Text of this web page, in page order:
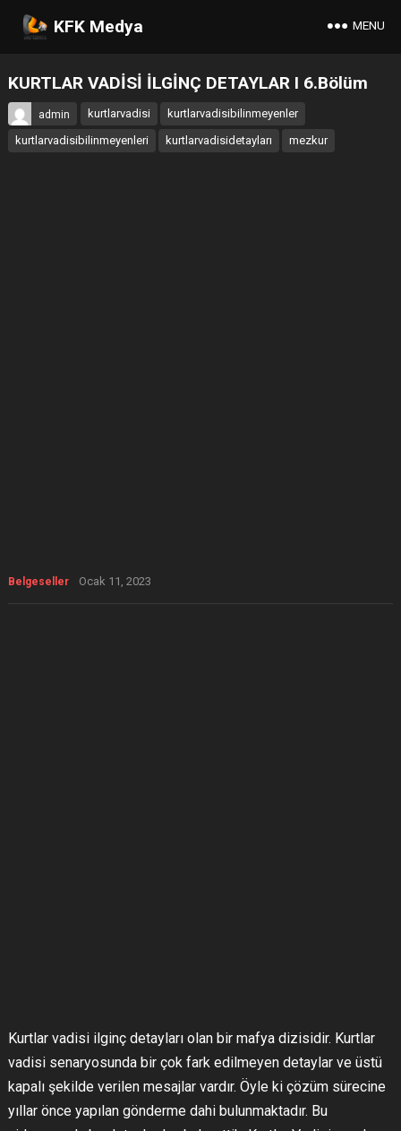
KFK Medya MENU
KURTLAR VADİSİ İLGİNÇ DETAYLAR I 6.Bölüm
admin kurtlarvadisi
kurtlarvadisibilinmeyenler
kurtlarvadisibilinmeyenleri
kurtlarvadisidetayları mezkur
Belgeseller Ocak 11, 2023
Kurtlar vadisi ilginç detayları olan bir mafya dizisidir. Kurtlar
vadisi senaryosunda bir çok fark edilmeyen detaylar ve üstü
kapalı şekilde verilen mesajlar vardır. Öyle ki çözüm sürecine
yıllar önce yapılan gönderme dahi bulunmaktadır. Bu